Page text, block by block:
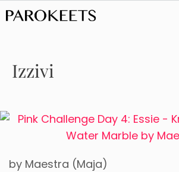
Skip
to
Izzivi
by Maestra (Maja)